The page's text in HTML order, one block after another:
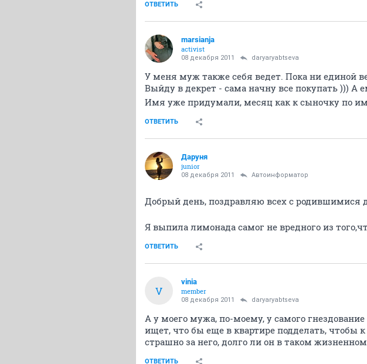
ОТВЕТИТЬ
marsianja
activist
08 декабря 2011 daryaryabtseva
У меня муж также себя ведет. Пока ни единой
Выйду в декрет - сама начну все покупать ))) А
Имя уже придумали, месяц как к сыночку по
ОТВЕТИТЬ
Даруня
junior
08 декабря 2011 Автоинформатор
Добрый день, поздравляю всех с родившимися
Я выпила лимонада самог не вредного из
ОТВЕТИТЬ
V
vinia
member
08 декабря 2011 daryaryabtseva
А у моего мужа, по-моему, у самого
ищет, что бы еще в квартире подделать,
страшно за него, долго ли он в таком
ОТВЕТИТЬ